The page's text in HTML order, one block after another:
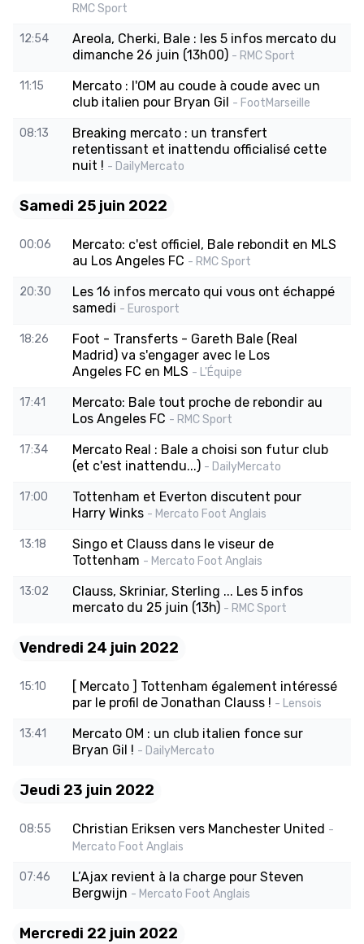
RMC Sport
12:54
Areola, Cherki, Bale : les 5 infos mercato du
dimanche 26 juin (13h00) - RMC Sport
11:15
Mercato : l'OM au coude à coude avec un
club italien pour Bryan Gil - FootMarseille
08:13
Breaking mercato : un transfert
retentissant et inattendu officialisé cette
nuit ! - DailyMercato
Samedi 25 juin 2022
00:06
Mercato: c'est officiel, Bale rebondit en MLS
au Los Angeles FC - RMC Sport
20:30
Les 16 infos mercato qui vous ont échappé
samedi - Eurosport
18:26
Foot - Transferts - Gareth Bale (Real
Madrid) va s'engager avec le Los
Angeles FC en MLS - L'Équipe
17:41
Mercato: Bale tout proche de rebondir au
Los Angeles FC - RMC Sport
17:34
Mercato Real : Bale a choisi son futur club
(et c'est inattendu...) - DailyMercato
17:00
Tottenham et Everton discutent pour
Harry Winks - Mercato Foot Anglais
13:18
Singo et Clauss dans le viseur de
Tottenham - Mercato Foot Anglais
13:02
Clauss, Skriniar, Sterling ... Les 5 infos
mercato du 25 juin (13h) - RMC Sport
Vendredi 24 juin 2022
15:10
[ Mercato ] Tottenham également intéressé
par le profil de Jonathan Clauss ! - Lensois
13:41
Mercato OM : un club italien fonce sur
Bryan Gil ! - DailyMercato
Jeudi 23 juin 2022
08:55 Christian Eriksen vers Manchester United -
Mercato Foot Anglais
07:46
L’Ajax revient à la charge pour Steven
Bergwijn - Mercato Foot Anglais
Mercredi 22 juin 2022